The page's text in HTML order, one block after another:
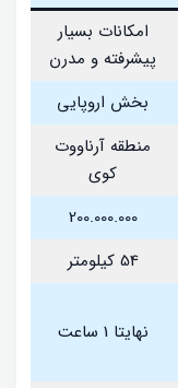
امکانات بسیار
پیشرفته و مدرن
بخش اروپایی
منطقه آرناووت
کوی
200.000.000
54 کیلومتر
نهایتا 1 ساعت